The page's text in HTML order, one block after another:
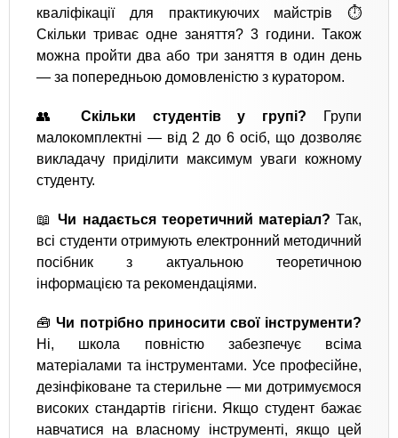
кваліфікації для практикуючих майстрів ⏱
Скільки триває одне заняття? 3 години. Також
можна пройти два або три заняття в один день
— за попередньою домовленістю з куратором.
👥 Скільки студентів у групі?
Групи
малокомплектні — від 2 до 6 осіб, що дозволяє
викладачу приділити максимум уваги кожному
студенту.
📖Чи надається теоретичний матеріал? Так,
всі студенти отримують електронний методичний
посібник з актуальною теоретичною
інформацією та рекомендаціями.
🧰Чи потрібно приносити свої інструменти?
Ні, школа повністю забезпечує всіма
матеріалами та інструментами. Усе професійне,
дезінфіковане та стерильне — ми дотримуємося
високих стандартів гігієни. Якщо студент бажає
навчатися на власному інструменті, якщо цей